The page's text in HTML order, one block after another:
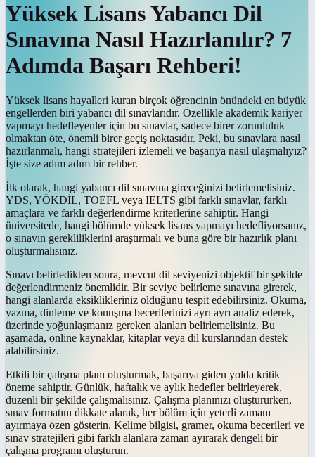
Yüksek Lisans Yabancı Dil
Sınavına Nasıl Hazırlanılır? 7
Adımda Başarı Rehberi!
Yüksek lisans hayalleri kuran birçok öğrencinin önündeki en büyük
engellerden biri yabancı dil sınavlarıdır. Özellikle akademik kariyer
yapmayı hedefleyenler için bu sınavlar, sadece birer zorunluluk
olmaktan öte, önemli birer geçiş noktasıdır. Peki, bu sınavlara nasıl
hazırlanmalı, hangi stratejileri izlemeli ve başarıya nasıl ulaşmalıyız?
İşte size adım adım bir rehber.
İlk olarak, hangi yabancı dil sınavına gireceğinizi belirlemelisiniz.
YDS, YÖKDİL, TOEFL veya IELTS gibi farklı sınavlar, farklı
amaçlara ve farklı değerlendirme kriterlerine sahiptir. Hangi
üniversitede, hangi bölümde yüksek lisans yapmayı hedefliyorsanız,
o sınavın gerekliliklerini araştırmalı ve buna göre bir hazırlık planı
oluşturmalısınız.
Sınavı belirledikten sonra, mevcut dil seviyenizi objektif bir şekilde
değerlendirmeniz önemlidir. Bir seviye belirleme sınavına girerek,
hangi alanlarda eksiklikleriniz olduğunu tespit edebilirsiniz. Okuma,
yazma, dinleme ve konuşma becerilerinizi ayrı ayrı analiz ederek,
üzerinde yoğunlaşmanız gereken alanları belirlemelisiniz. Bu
aşamada, online kaynaklar, kitaplar veya dil kurslarından destek
alabilirsiniz.
Etkili bir çalışma planı oluşturmak, başarıya giden yolda kritik
öneme sahiptir. Günlük, haftalık ve aylık hedefler belirleyerek,
düzenli bir şekilde çalışmalısınız. Çalışma planınızı oluştururken,
sınav formatını dikkate alarak, her bölüm için yeterli zamanı
ayırmaya özen gösterin. Kelime bilgisi, gramer, okuma becerileri ve
sınav stratejileri gibi farklı alanlara zaman ayırarak dengeli bir
çalışma programı oluşturun.